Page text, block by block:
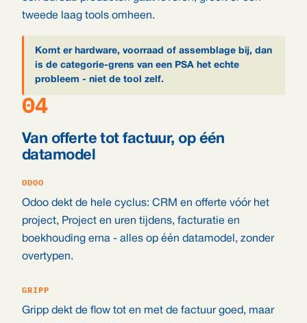
tweede laag tools omheen.
Komt er hardware, voorraad of assemblage bij, dan
is de categorie-grens van een PSA het echte
probleem - niet de tool zelf.
04
Van offerte tot factuur, op één
datamodel
ODOO
Odoo dekt de hele cyclus: CRM en offerte vóór het
project, Project en uren tijdens, facturatie en
boekhouding erna - alles op één datamodel, zonder
overtypen.
GRIPP
Gripp dekt de flow tot en met de factuur goed, maar